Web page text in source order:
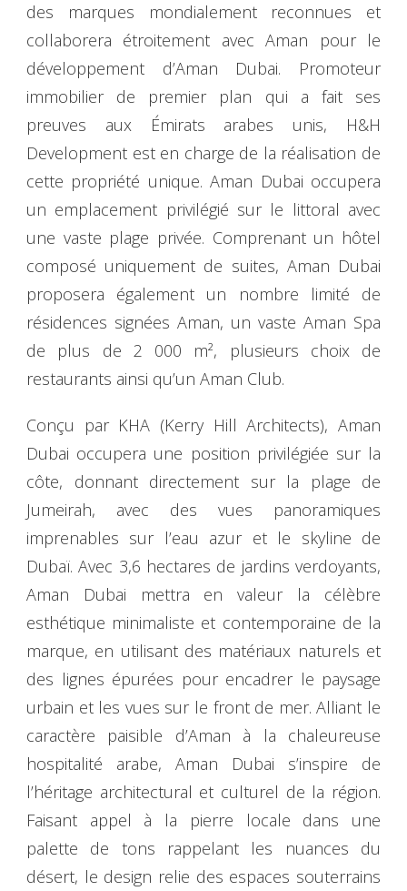
des marques mondialement reconnues et
collaborera étroitement avec Aman pour le
développement d’Aman Dubai. Promoteur
immobilier de premier plan qui a fait ses
preuves aux Émirats arabes unis, H&H
Development est en charge de la réalisation de
cette propriété unique. Aman Dubai occupera
un emplacement privilégié sur le littoral avec
une vaste plage privée. Comprenant un hôtel
composé uniquement de suites, Aman Dubai
proposera également un nombre limité de
résidences signées Aman, un vaste Aman Spa
de plus de 2 000 m², plusieurs choix de
restaurants ainsi qu’un Aman Club.
Conçu par KHA (Kerry Hill Architects), Aman
Dubai occupera une position privilégiée sur la
côte, donnant directement sur la plage de
Jumeirah, avec des vues panoramiques
imprenables sur l’eau azur et le skyline de
Dubaï. Avec 3,6 hectares de jardins verdoyants,
Aman Dubai mettra en valeur la célèbre
esthétique minimaliste et contemporaine de la
marque, en utilisant des matériaux naturels et
des lignes épurées pour encadrer le paysage
urbain et les vues sur le front de mer. Alliant le
caractère paisible d’Aman à la chaleureuse
hospitalité arabe, Aman Dubai s’inspire de
l’héritage architectural et culturel de la région.
Faisant appel à la pierre locale dans une
palette de tons rappelant les nuances du
désert, le design relie des espaces souterrains